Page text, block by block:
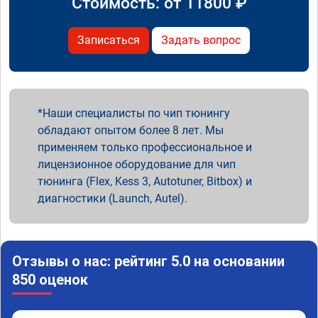
Записаться Задать вопрос
Наши специалисты по чип тюнингу
обладают опытом более 8 лет. Мы
применяем только профессиональное и
лицензионное оборудование для чип
тюнинга (Flex, Kess 3, Autotuner, Bitbox) и
диагностики (Launch, Autel).
Отзывы о нас: рейтинг 5.0 на основании
850 оценок